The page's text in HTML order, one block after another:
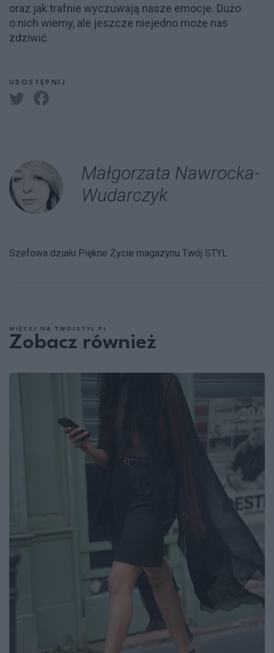
oraz jak trafnie wyczuwają nasze emocje. Dużo
o nich wiemy, ale jeszcze niejedno może nas
zdziwić.
UDOSTĘPNIJ
Małgorzata Nawrocka-
Wudarczyk
Szefowa działu Piękne Życie magazynu Twój STYL
WIĘCEJ NA TWOJSTYL.PL
Zobacz również